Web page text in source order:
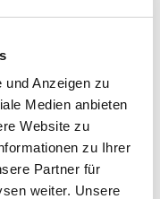
und Anzeigen zu
Medien anbieten
Website zu
zu Ihrer
Partner für
weiter. Unsere
verfügbar.
550 g